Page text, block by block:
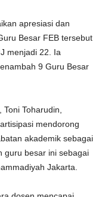
apresiasi dan
Besar FEB tersebut
menjadi 22. Ia
9 Guru Besar
Toharudin,
mendorong
akademik sebagai
guru besar ini sebagai
Jakarta.